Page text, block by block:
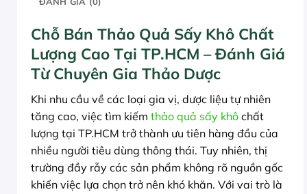
Chỗ Bán Thảo Quả Sấy Khô Chất
Lượng Cao Tại TP.HCM – Đánh Giá
Từ Chuyên Gia Thảo Dược
Khi nhu cầu về các loại gia vị, dược liệu tự nhiên
tăng cao, việc tìm kiếm thảo quả sấy khô chất
lượng tại TP.HCM trở thành ưu tiên hàng đầu của
nhiều người tiêu dùng thông thái. Tuy nhiên, thị
trường đầy rẫy các sản phẩm không rõ nguồn gốc
khiến việc lựa chọn trở nên khó khăn. Với vai trò là